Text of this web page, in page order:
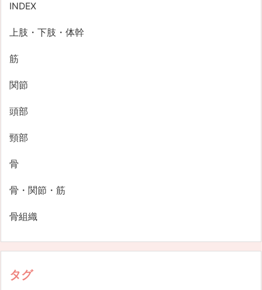
INDEX
上肢・下肢・体幹
筋
関節
頭部
頸部
骨
骨・関節・筋
骨組織
タグ